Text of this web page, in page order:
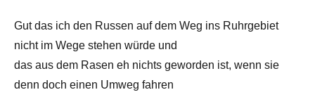
Gut das ich den Russen auf dem Weg ins Ruhrgebiet
nicht im Wege stehen würde und
das aus dem Rasen eh nichts geworden ist, wenn sie
denn doch einen Umweg fahren